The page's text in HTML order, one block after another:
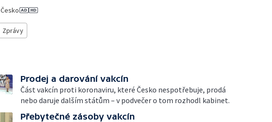
Česko
Zprávy
Prodej a darování vakcín
Část vakcín proti koronaviru, které Česko nespotřebuje, prodá
nebo daruje dalším státům – v podvečer o tom rozhodl kabinet.
Přebytečné zásoby vakcín